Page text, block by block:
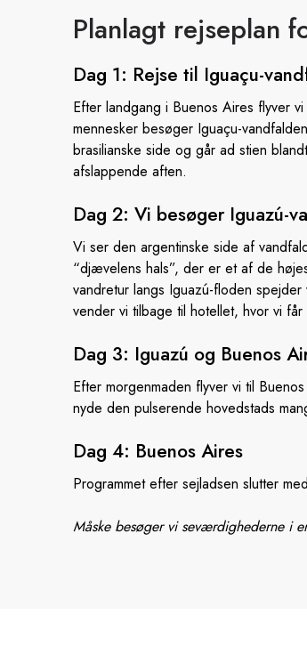
Planlagt rejseplan
Dag 1: Rejse til Iguaçu-
Efter landgang i Buenos Aires flyver
mennesker besøger Iguaçu-
brasilianske side og går ad stien
afslappende aften.
Dag 2: Vi besøger Iguazú-
Vi ser den argentinske side af
“djævelens hals”, der er et af de
vandretur langs Iguazú-floden
vender vi tilbage til hotellet, hvor vi
Dag 3: Iguazú og Buenos
Efter morgenmaden flyver vi til
nyde den pulserende hovedstads
Dag 4: Buenos Aires
Programmet efter sejladsen slutter
Måske besøger vi seværdighederne i